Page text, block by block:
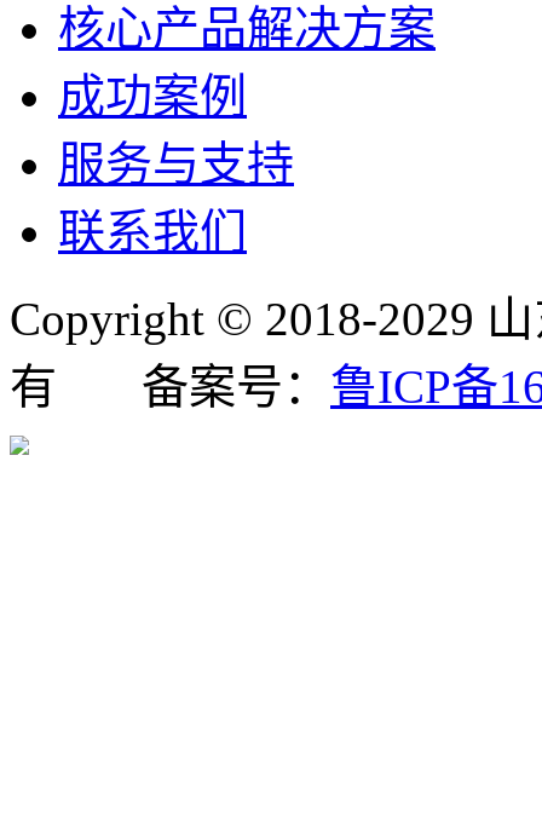
核心产品解决方案
成功案例
服务与支持
联系我们
Copyright © 2018-2029
有 备案号： 鲁ICP备